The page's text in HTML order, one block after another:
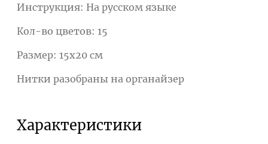
Инструкция: На русском языке
Кол-во цветов: 15
Размер: 15x20 см
Нитки разобраны на органайзер
Характеристики